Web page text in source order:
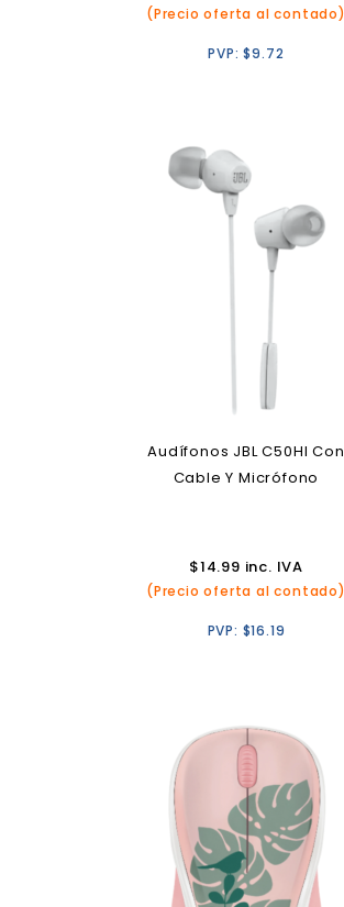
(Precio oferta al contado)
PVP:$9.72
Audífonos JBL C50HI Con
Cable Y Micrófono
$14.99 inc. IVA
(Precio oferta al contado)
PVP: $16.19